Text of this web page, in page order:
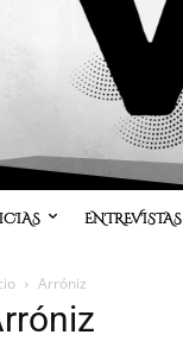
ENTREVISTAS
Arróniz